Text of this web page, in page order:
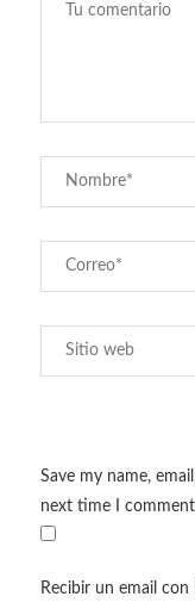
Save my name,
next time I
Recibir un email con